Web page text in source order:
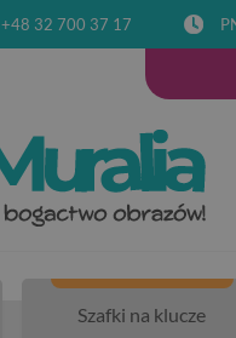
+48 32 700 37 17
Szafki na klucze